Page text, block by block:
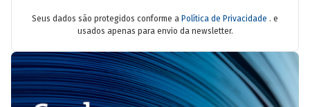
Seus dados são protegidos conforme a Política de Privacidade . e
usados apenas para envio da newsletter.